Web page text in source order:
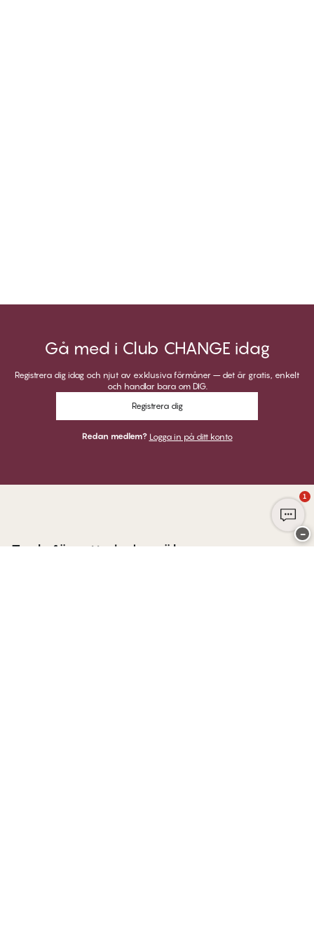
Gå med i Club CHANGE idag
Registrera dig idag och njut av exklusiva förmåner – det är gratis, enkelt
och handlar bara om DIG.
Registrera dig
Redan medlem? Logga in på ditt konto
Tack för att du besöker
1
−